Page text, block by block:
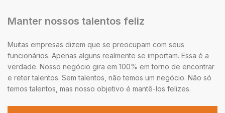
Manter nossos talentos feliz
Muitas empresas dizem que se preocupam com seus
funcionários. Apenas alguns realmente se importam. Essa é a
verdade. Nosso negócio gira em 100% em torno de encontrar
e reter talentos. Sem talentos, não temos um negócio. Não só
temos talentos, mas nosso objetivo é mantê-los felizes.